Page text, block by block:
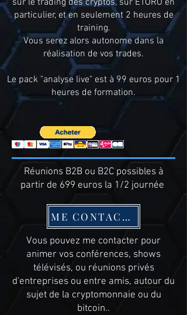
particulier, et en seulement 2 heures de
training.
Vous serez alors autonome dans la
réalisation de vos trades.
Le pack "analyse live" est à 99 euros pour 1
heures de formation.
Réunions B2B ou B2C possibles à
partir de 699 euros la 1/2 journée
ME CONTACTER
Vous pouvez me contacter pour
animer vos conférences, shows
télévisés, ou réunions privés
d'entreprises ou entre amis, autour du
sujet de la cryptomonnaie ou du
bitcoin..